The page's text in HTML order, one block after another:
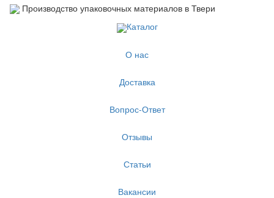
Производство упаковочных материалов в Твери
Каталог
О нас
Доставка
Вопрос-Ответ
Отзывы
Статьи
Вакансии